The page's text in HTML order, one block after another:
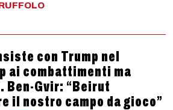
con Trump nel
ai combattimenti ma
Ben-Gvir: “Beirut
il nostro campo da gioco”